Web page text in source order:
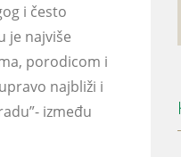
i često
je najviše
porodicom i
najbliži i
između